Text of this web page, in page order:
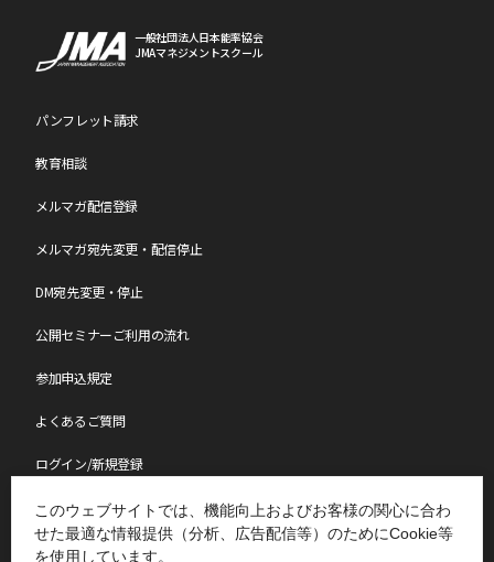
このウェブサイトでは、機能向上およびお客様の関心に合わ
せた最適な情報提供（分析、広告配信等）のためにCookie等
を使用しています。
※参加区分に誤りがある場合は、参加料を修正のうえ、請求書を発
行させていただきます。
絡ください。
【参加日程の変更について】
参加日程の変更は、年度内(4月～翌年3月)1回のみの変更となりま
なお、変更のご連絡日によりまして、日程変更手数料を申し受けま
各セミナーページの[キャンセル料・日程変更手数料]一覧表をご確
認ください。
す。
中止となる場合は会期約2週間前にメールにてご連絡いたします。
止に伴う交通費・宿泊費やその他の個人的損害について、
【注意事項】
一般社団法人日本能率協会
JMAマネジメントスクール
パンフレット請求
教育相談
メルマガ配信登録
メルマガ宛先変更・配信停止
DM宛先変更・停止
公開セミナーご利用の流れ
参加申込規定
よくあるご質問
ログイン/新規登録
講師派遣・社員研修
表彰制度